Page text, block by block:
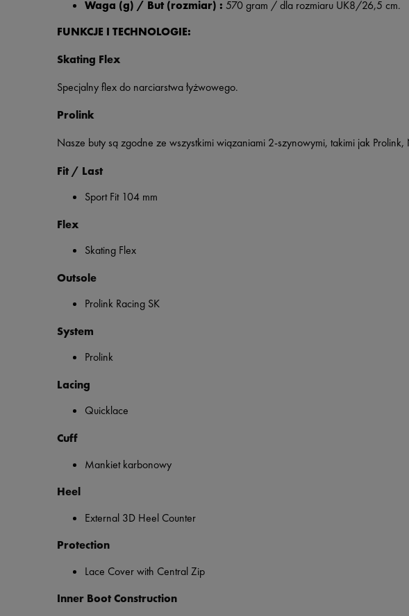
Waga (g) / But (rozmiar) : 570 gram / dla rozmiaru UK8/26,5 cm.
FUNKCJE I TECHNOLOGIE:
Skating Flex
Specjalny flex do narciarstwa łyżwowego.
Prolink
Nasze buty są zgodne ze wszystkimi wiązaniami 2-szynowymi, takimi jak
Fit / Last
Sport Fit 104 mm
Flex
Skating Flex
Outsole
Prolink Racing SK
System
Prolink
Lacing
Quicklace
Cuff
Mankiet karbonowy
Heel
External 3D Heel Counter
Protection
Lace Cover with Central Zip
Inner Boot Construction